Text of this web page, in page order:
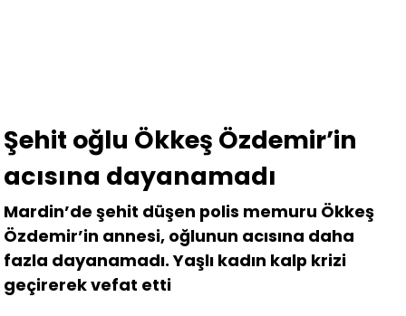
Şehit oğlu Ökkeş Özdemir’in
acısına dayanamadı
Mardin’de şehit düşen polis memuru Ökkeş
Özdemir’in annesi, oğlunun acısına daha
fazla dayanamadı. Yaşlı kadın kalp krizi
geçirerek vefat etti